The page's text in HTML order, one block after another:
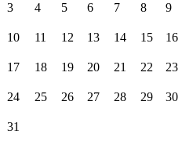
3 4 5 6 7 8 9
10 11 12 13 14 15 16
17 18 19 20 21 22 23
24 25 26 27 28 29 30
31